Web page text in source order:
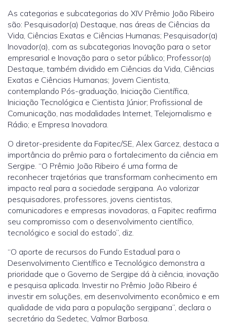
As categorias e subcategorias do XIV Prêmio João Ribeiro
são: Pesquisador(a) Destaque, nas áreas de Ciências da
Vida, Ciências Exatas e Ciências Humanas; Pesquisador(a)
Inovador(a), com as subcategorias Inovação para o setor
empresarial e Inovação para o setor público; Professor(a)
Destaque, também dividido em Ciências da Vida, Ciências
Exatas e Ciências Humanas; Jovem Cientista,
contemplando Pós-graduação, Iniciação Científica,
Iniciação Tecnológica e Cientista Júnior; Profissional de
Comunicação, nas modalidades Internet, Telejornalismo e
Rádio; e Empresa Inovadora.
O diretor-presidente da Fapitec/SE, Alex Garcez, destaca a
importância do prêmio para o fortalecimento da ciência em
Sergipe. “O Prêmio João Ribeiro é uma forma de
reconhecer trajetórias que transformam conhecimento em
impacto real para a sociedade sergipana. Ao valorizar
pesquisadores, professores, jovens cientistas,
comunicadores e empresas inovadoras, a Fapitec reafirma
seu compromisso com o desenvolvimento científico,
tecnológico e social do estado”, diz.
“O aporte de recursos do Fundo Estadual para o
Desenvolvimento Científico e Tecnológico demonstra a
prioridade que o Governo de Sergipe dá à ciência, inovação
e pesquisa aplicada. Investir no Prêmio João Ribeiro é
investir em soluções, em desenvolvimento econômico e em
qualidade de vida para a população sergipana”, declara o
secretário da Sedetec, Valmor Barbosa.